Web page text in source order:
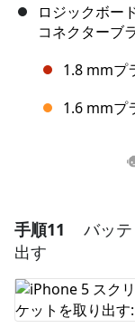
ロジックボー
コネクターブ
1.8 mmプ
1.6 mmプ
コメントを追
手順11
バッ
出す